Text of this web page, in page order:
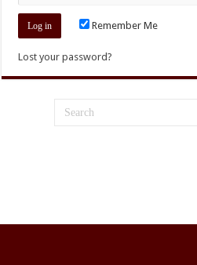
Remember Me
Lost your password?